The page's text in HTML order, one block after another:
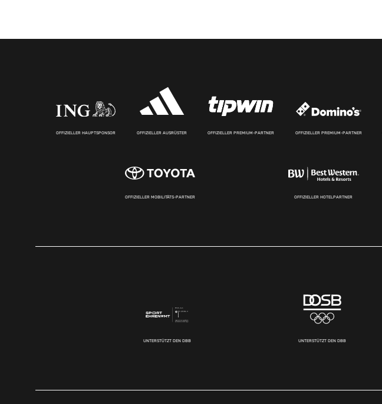
OFFIZIELLER HAUPTSPONSOR OFFIZIELLER AUSRÜSTER OFFIZIELLER PREMIUM-PARTNER OFFIZIELLER PREMIUM-PARTNER
OFFIZIELLER MOBILITÄTS-PARTNER OFFIZIELLER HOTELPARTNER
UNTERSTÜTZT DEN DBB UNTERSTÜTZT DEN DBB